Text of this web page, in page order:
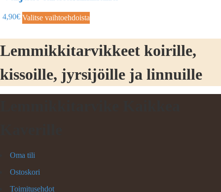
4,90€ Valitse vaihtoehdoista
Lemmikkitarvikkeet koirille,
kissoille, jyrsijöille ja linnuille
Oma tili
Ostoskori
Toimitusehdot